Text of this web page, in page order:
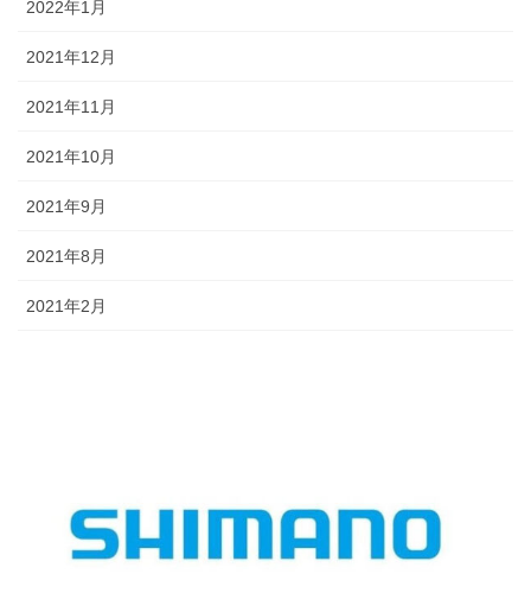
2022年1月
2021年12月
2021年11月
2021年10月
2021年9月
2021年8月
2021年2月